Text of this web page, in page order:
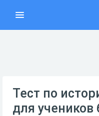
Тест по
для учеников